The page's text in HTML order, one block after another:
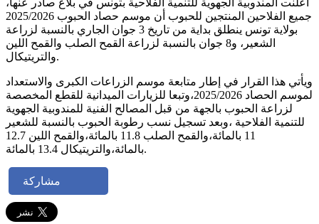
جميع الفلاحين المنتجين للحبوب أن موسم حصاد الحبوب 2025/2026
بولاية تونس ينطلق بداية من تاريخ 3 جوان الجاري بالنسبة لزراعة
الشعير، و8 جوان بالنسبة لزراعة القمح الصلب والقمح اللين
والتريتيكال.
ويأتي هذا القرار في إطار متابعة موسم الزراعات الكبرى والاستعداد
لموسم الحصاد 2025/2026،وتبعا للزيارات الميدانية للقطع المخصصة
لزراعة الحبوب بالجهة من قبل المصالح الفنية للمندوبية الجهوية
للتنمية الفلاحية ،وبعد تسجيل نسب رطوبة الحبوب بالنسبة للشعير
11 بالمائة،والقمح الصلب 11.8 بالمائة،والقمح اللين 12.7
بالمائة،والتريتيكال 13.4 بالمائة.
مشاركة